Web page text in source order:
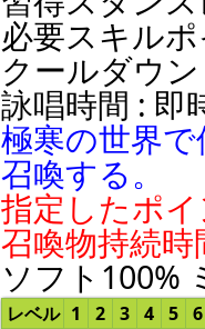
必要スキル
クールダウ
詠唱時間 : 即
極寒の世界
召喚する。
指定したポ
召喚物持続
ソフト100%
レベル 1 2 3 4 5 6